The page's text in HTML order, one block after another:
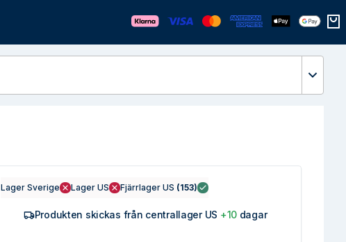
Lager Sverige Lager US Fjärrlager US (153)
Produkten skickas från centrallager US +10 dagar